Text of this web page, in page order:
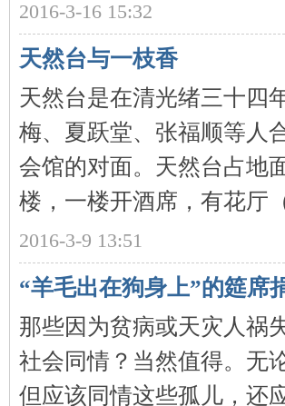
2016-3-16 15:32
天然台与一枝香
天然台是在清光绪三十四
梅、夏跃堂、张福顺等人
会馆的对面。天然台占地
楼，一楼开酒席，有花厅
2016-3-9 13:51
“羊毛出在狗身上”的筵席
那些因为贫病或天灾人祸
社会同情？当然值得。无
但应该同情这些孤儿，还